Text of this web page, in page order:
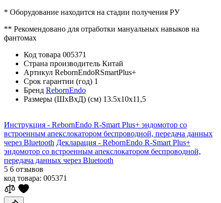
* Оборудование находится на стадии получения РУ
** Рекомендовано для отработки мануальных навыков на
фантомах
Код товара 005371
Страна производитель Китай
Артикул RebornEndoRSmartPlus+
Срок гарантии (год) 1
Бренд RebornEndo
Размеры (ШхВхД) (см) 13.5х10х11,5
Инструкция - RebornEndo R-Smart Plus+ эндомотор со
встроенным апекслокатором беспроводной, передача данных
через Bluetooth Декларация - RebornEndo R-Smart Plus+
эндомотор со встроенным апекслокатором беспроводной,
передача данных через Bluetooth
5 6 отзывов
код товара: 005371